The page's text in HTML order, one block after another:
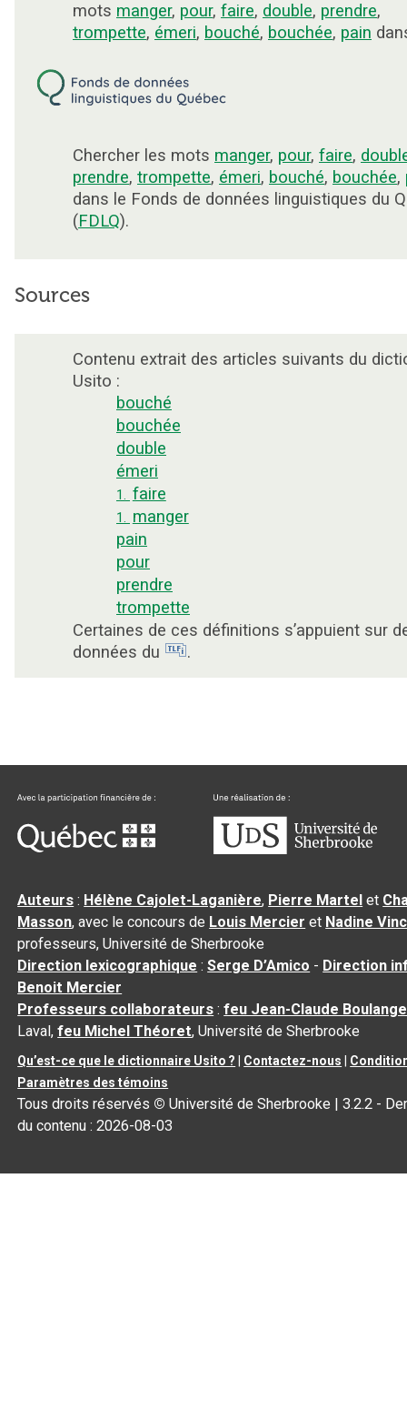
mots manger, pour, faire, double, prendre,
trompette, émeri, bouché, bouchée, pain
Chercher les mots manger, pour, faire,
prendre, trompette, émeri, bouché, bouchée,
dans le Fonds de données linguistiques du
(FDLQ).
Sources
Contenu extrait des articles suivants du
Usito :
bouché
bouchée
double
émeri
1. faire
1. manger
pain
pour
prendre
trompette
Certaines de ces définitions s’appuient sur
données du
.
Auteurs : Hélène Cajolet-Laganière, Pierre Martel et
Masson, avec le concours de Louis Mercier et Nadine
professeurs, Université de Sherbrooke
Direction lexicographique :Serge D’Amico - Direction
Benoit Mercier
Professeurs collaborateurs :feu Jean-Claude
Laval,feu Michel Théoret, Université de Sherbrooke
Qu’est-ce que le dictionnaire Usito ? Contactez-nous
Paramètres des témoins
Tous droits réservés © Université de Sherbrooke |3.2.2 -
du contenu :2026-08-03